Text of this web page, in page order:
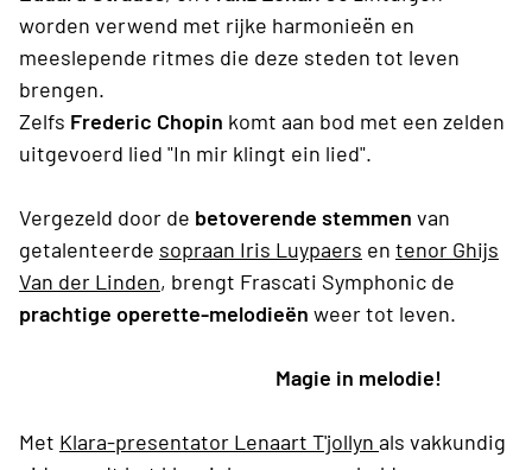
worden verwend met rijke harmonieën en
meeslepende ritmes die deze steden tot leven
brengen.
Zelfs Frederic Chopin komt aan bod met een zelden
uitgevoerd lied "In mir klingt ein lied".
Vergezeld door de betoverende stemmen van
getalenteerde sopraan Iris Luypaers en tenor Ghijs
Van der Linden, brengt Frascati Symphonic de
prachtige operette-melodieën weer tot leven.
Magie in melodie!
Met Klara-presentator Lenaart T'jollyn als vakkundig